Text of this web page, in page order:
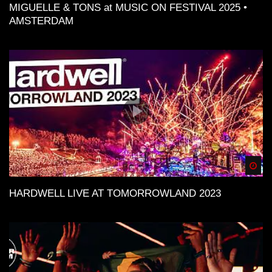
MIGUELLE & TONS at MUSIC ON FESTIVAL 2025 •
AMSTERDAM
HARDWELL LIVE AT TOMORROWLAND 2023